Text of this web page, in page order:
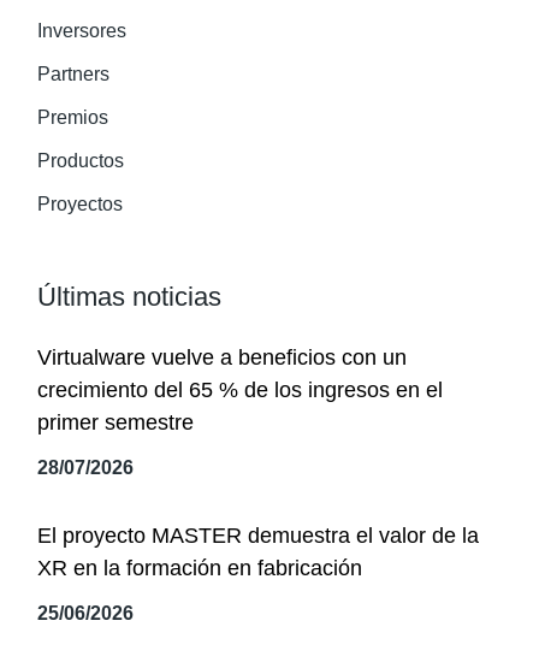
Inversores
Partners
Premios
Productos
Proyectos
Últimas noticias
Virtualware vuelve a beneficios con un
crecimiento del 65 % de los ingresos en el
primer semestre
28/07/2026
El proyecto MASTER demuestra el valor de la
XR en la formación en fabricación
25/06/2026